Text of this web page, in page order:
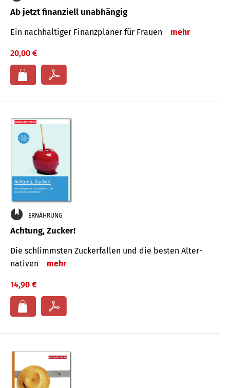
Ab jetzt finanziell unabhängig
Ein nachhaltiger Finanzplaner für Frauen mehr
20,00 €
ERNÄHRUNG
Achtung, Zucker!
Die schlimmsten Zucker­fallen und die besten Alter­
nativen
mehr
14,90 €